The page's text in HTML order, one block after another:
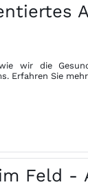
wir die
Erfahren Sie
Feld -